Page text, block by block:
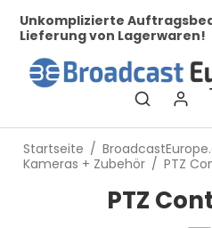
Auftragsbearbeitung und
Lagerwaren!
Startseite /
Kameras + Zubehör / PTZ
PTZ